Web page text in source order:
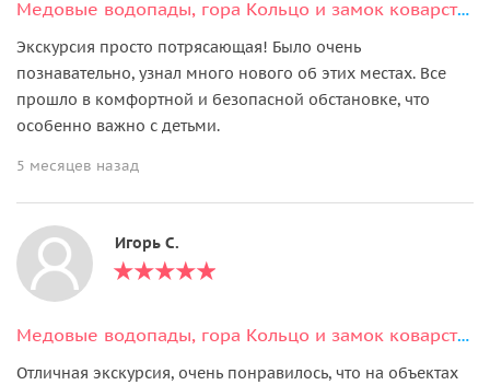
Медовые водопады, гора Кольцо и замок коварства и любви индивидуально
Экскурсия просто потрясающая! Было очень
познавательно, узнал много нового об этих местах. Все
прошло в комфортной и безопасной обстановке, что
особенно важно с детьми.
5 месяцев назад
Игорь С.
Медовые водопады, гора Кольцо и замок коварства и любви индивидуально
Отличная экскурсия, очень понравилось, что на объектах